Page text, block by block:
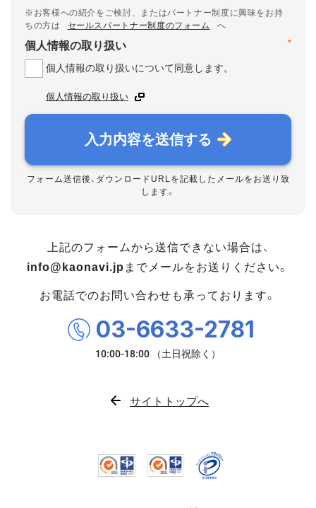
※お客様への紹介をご検討、またはパートナー制度に興味をお持
ちの方は
セールスパートナー制度のフォーム
へ
*
個人情報の取り扱い
個人情報の取り扱いについて同意します。
個人情報の取り扱い
入力内容を送信する
フォーム送信後、ダウンロードURLを記載したメールをお送り致
します。
上記のフォームから送信できない場合は、
info@kaonavi.jp までメールをお送りください。
お電話でのお問い合わせも承っております。
03-6633-2781
サイトトップへ